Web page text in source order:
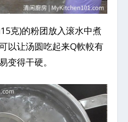
克)的粉团放入滚水中煮
以让汤圆吃起来Q軟較有
变得干硬。